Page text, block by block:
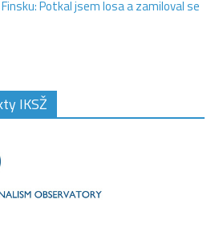
Potkal jsem losa a zamiloval se
IKSŽ